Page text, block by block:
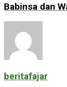
Babinsa dan
beritafajar